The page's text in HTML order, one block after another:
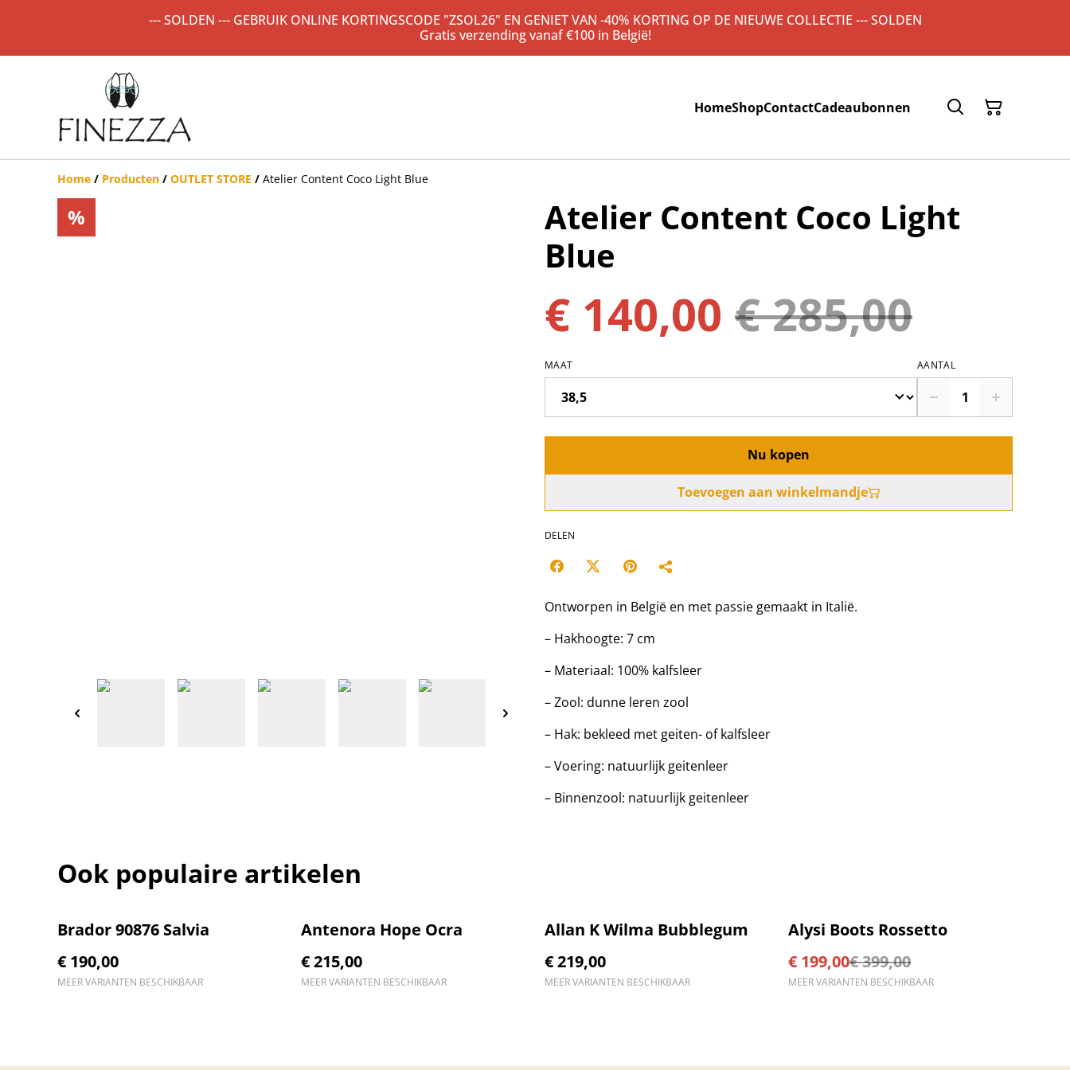
--- SOLDEN --- GEBRUIK ONLINE KORTINGSCODE "ZSOL26" EN GENIET VAN -40% KORTING OP DE NIEUWE COLLECTIE --- SOLDEN
Gratis verzending vanaf €100 in België!
HomeShopContactCadeaubonnen
Home / Producten / OUTLET STORE / Atelier Content Coco Light Blue
%
Atelier Content Coco Light
Blue
€ 140,00 € 285,00
MAAT AANTAL
Nu kopen
Toevoegen aan winkelmandje
DELEN
Ontworpen in België en met passie gemaakt in Italië.
– Hakhoogte: 7 cm
– Materiaal: 100% kalfsleer
– Zool: dunne leren zool
– Hak: bekleed met geiten- of kalfsleer
– Voering: natuurlijk geitenleer
– Binnenzool: natuurlijk geitenleer
Ook populaire artikelen
Brador 90876 Salvia
€ 190,00
MEER VARIANTEN BESCHIKBAAR
Antenora Hope Ocra
€ 215,00
MEER VARIANTEN BESCHIKBAAR
Allan K Wilma Bubblegum
€ 219,00
MEER VARIANTEN BESCHIKBAAR
%
Alysi Boots Rossetto
€ 199,00€ 399,00
MEER VARIANTEN BESCHIKBAAR